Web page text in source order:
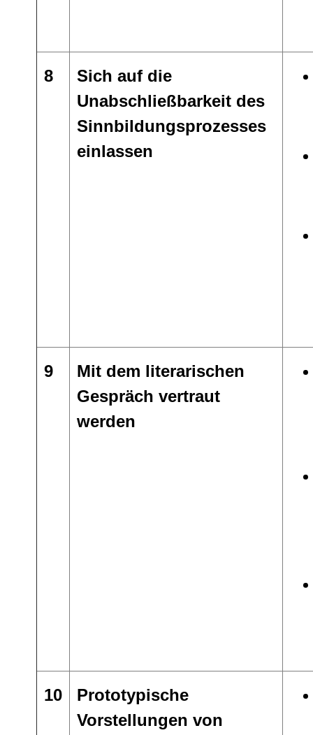
8
Sich auf die
Unabschließbarkeit des
Sinnbildungsprozesses
einlassen
9
Mit dem literarischen
Gespräch vertraut
werden
10
Prototypische
Vorstellungen von